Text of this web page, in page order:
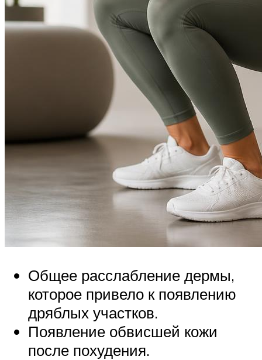
Общее расслабление дермы,
которое привело к появлению
дряблых участков.
Появление обвисшей кожи
после похудения.